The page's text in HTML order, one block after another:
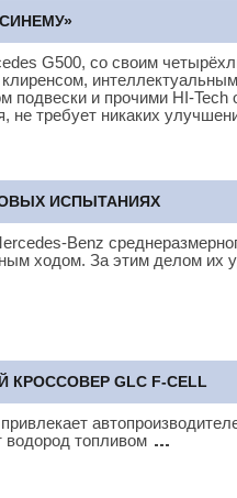
СИНЕМУ»
G500, со своим
и прочими HI-Tech
не требует никаких
ИСПЫТАНИЯХ
Benz
ходом. За этим делом их
GLC F-CELL
топливом